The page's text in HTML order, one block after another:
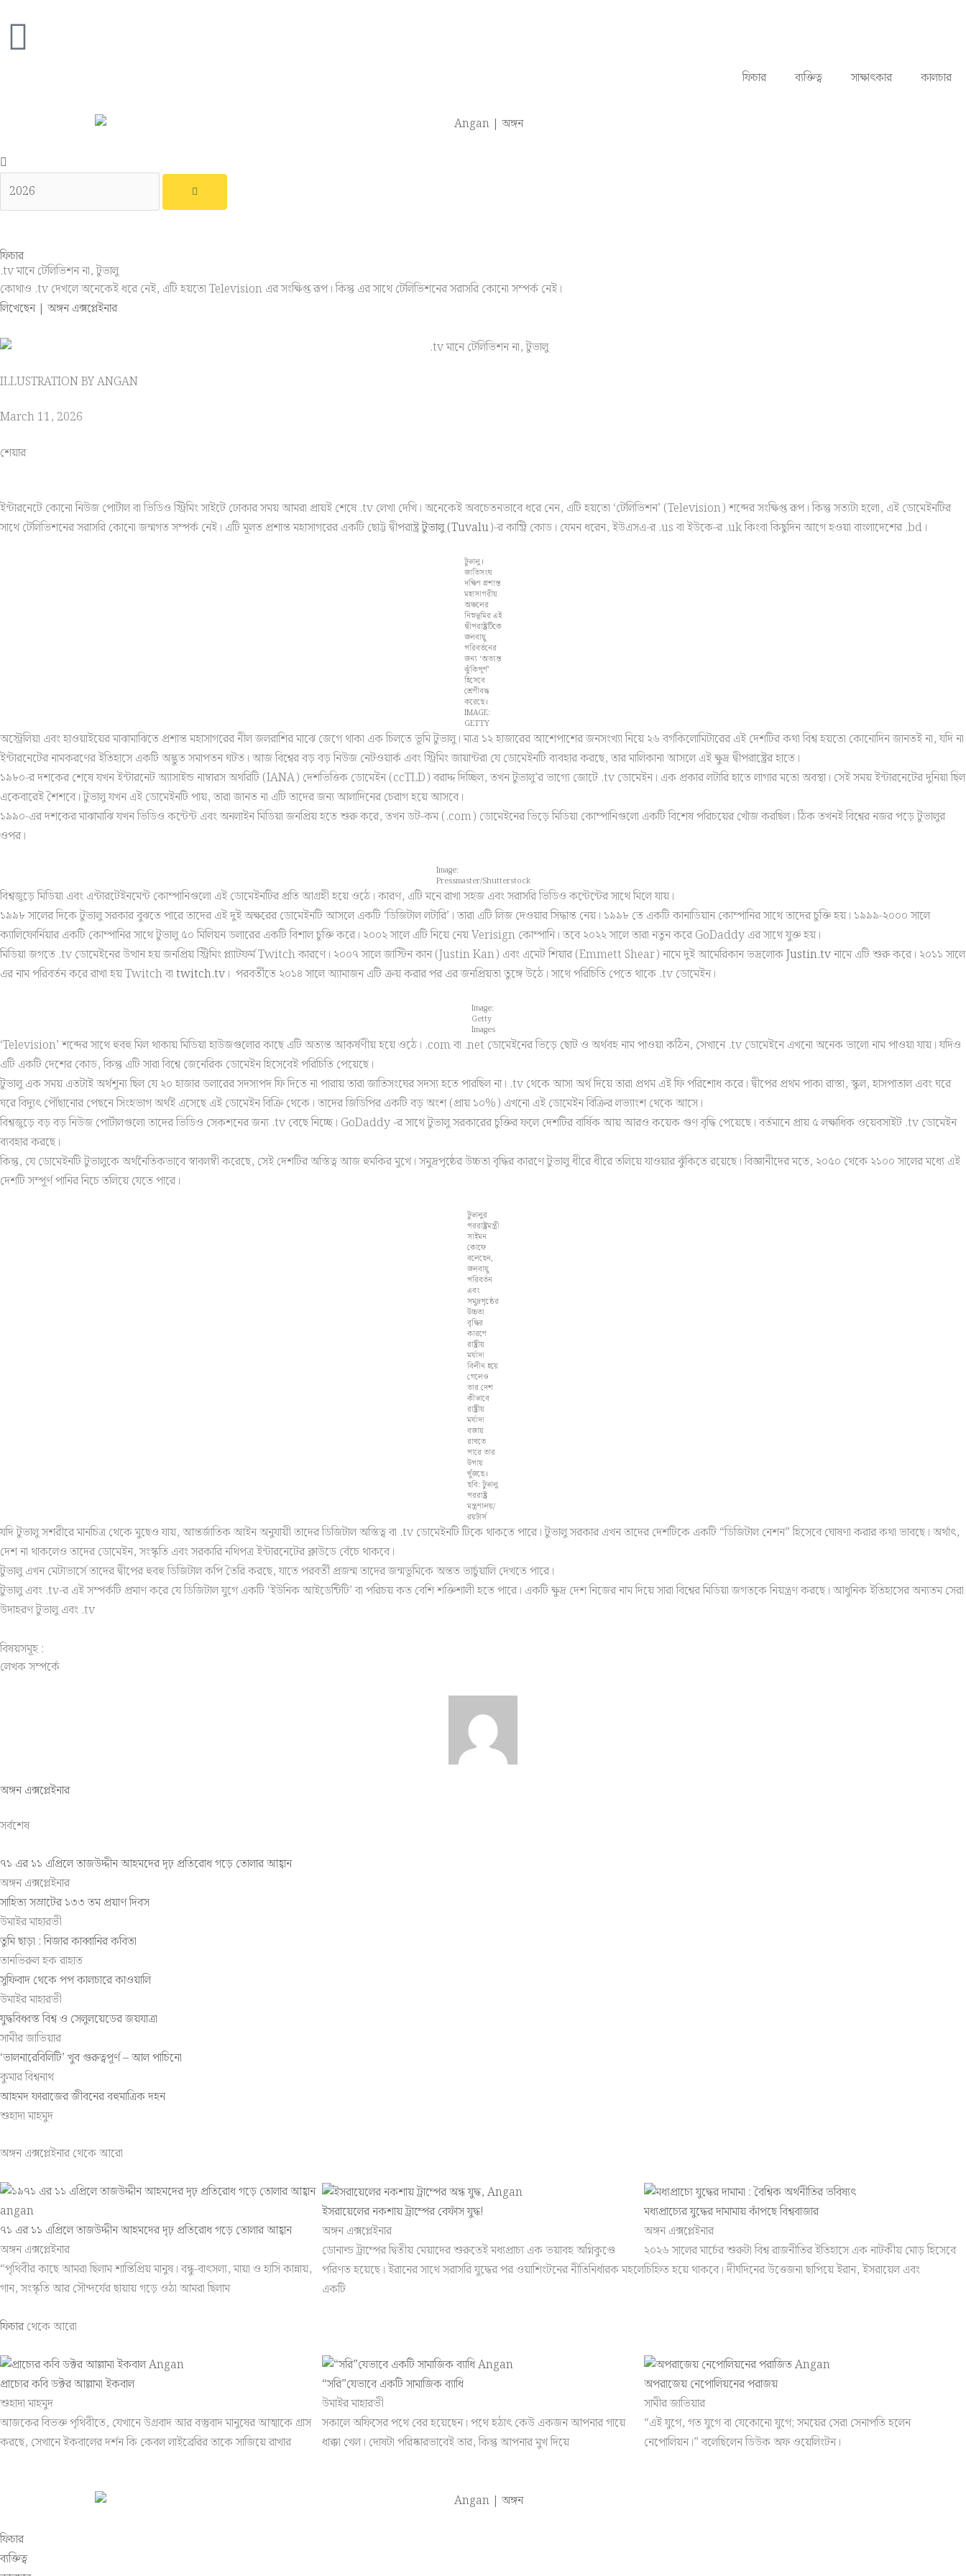
content
ফিচার
ব্যক্তিত্ব সাক্ষাৎকার কালচার
ফিচার
.tv মানে টেলিভিশন না, টুভালু
কোথাও .tv দেখলে অনেকেই ধরে নেই, এটি হয়তো Television এর সংক্ষিপ্ত রূপ। কিন্তু এর সাথে টেলিভিশনের সরাসরি কোনো সম্পর্ক নেই।
লিখেছেন | অঙ্গন এক্সপ্লেইনার
ILLUSTRATION BY ANGAN
March 11, 2026
শেয়ার
ইন্টারনেটে কোনো নিউজ পোর্টাল বা ভিডিও স্ট্রিমিং সাইটে ঢোকার সময় আমরা প্রায়ই শেষে .tv লেখা দেখি। অনেকেই অবচেতনভাবে ধরে নেন, এটি হয়তো ‘টেলিভিশন’ (Television) শব্দের সংক্ষিপ্ত রূপ। কিন্তু সত্যটা হলো, এই ডোমেইনটির
সাথে টেলিভিশনের সরাসরি কোনো জন্মগত সম্পর্ক নেই। এটি মূলত প্রশান্ত মহাসাগরের একটি ছোট্ট দ্বীপরাষ্ট্রটুভালু (Tuvalu)-র কান্ট্রি কোড। যেমন ধরেন, ইউএসএ-র .us বা ইউকে-র .uk কিংবা কিছুদিন আগে হওয়া বাংলাদেশের .bd।
টুভালু।
জাতিসংঘ
দক্ষিণ প্রশান্ত
মহাসাগরীয়
অঞ্চলের
নিম্নভূমির এই
দ্বীপরাষ্ট্রটিকে
জলবায়ু
পরিবর্তনের
জন্য ‘অত্যন্ত
ঝুঁকিপূর্ণ’
হিসেবে
শ্রেণীবদ্ধ
করেছে।
IMAGE:
GETTY
অস্ট্রেলিয়া এবং হাওয়াইয়ের মাঝামাঝিতে প্রশান্ত মহাসাগরের নীল জলরাশির মাঝে জেগে থাকা এক চিলতে ভূমি টুভালু। মাত্র ১২ হাজারের আশেপাশের জনসংখ্যা নিয়ে ২৬ বর্গকিলোমিটারের এই দেশটির কথা বিশ্ব হয়তো কোনোদিন জানতই না, যদি না
ইন্টারনেটের নামকরণের ইতিহাসে একটি অদ্ভুত সমাপতন ঘটত। আজ বিশ্বের বড় বড় নিউজ নেটওয়ার্ক এবং স্ট্রিমিং জায়ান্টরা যে ডোমেইনটি ব্যবহার করছে, তার মালিকানা আসলে এই ক্ষুদ্র দ্বীপরাষ্ট্রের হাতে।
১৯৮০-র দশকের শেষে যখন ইন্টারনেট অ্যাসাইন্ড নাম্বারস অথরিটি (IANA) দেশভিত্তিক ডোমেইন (ccTLD) বরাদ্দ দিচ্ছিল, তখন টুভালু’র ভাগ্যে জোটে .tv ডোমেইন। এক প্রকার লটারি হাতে লাগার মতো অবস্থা। সেই সময় ইন্টারনেটের দুনিয়া ছিল
একেবারেই শৈশবে। টুভালু যখন এই ডোমেইনটি পায়, তারা জানত না এটি তাদের জন্য আলাদিনের চেরাগ হয়ে আসবে।
১৯৯০-এর দশকের মাঝামাঝি যখন ভিডিও কন্টেন্ট এবং অনলাইন মিডিয়া জনপ্রিয় হতে শুরু করে, তখন ডট-কম (.com) ডোমেইনের ভিড়ে মিডিয়া কোম্পানিগুলো একটি বিশেষ পরিচয়ের খোঁজ করছিল। ঠিক তখনই বিশ্বের নজর পড়ে টুভালুর
ওপর।
Image:
Pressmaster/Shutterstock
বিশ্বজুড়ে মিডিয়া এবং এন্টারটেইনমেন্ট কোম্পানিগুলো এই ডোমেইনটির প্রতি আগ্রহী হয়ে ওঠে। কারণ, এটি মনে রাখা সহজ এবং সরাসরি ভিডিও কন্টেন্টের সাথে মিলে যায়।
১৯৯৮ সালের দিকে টুভালু সরকার বুঝতে পারে তাদের এই দুই অক্ষরের ডোমেইনটি আসলে একটি ‘ডিজিটাল লটারি’। তারা এটি লিজ দেওয়ার সিদ্ধান্ত নেয়। ১৯৯৮ তে একটি কানাডিয়ান কোম্পানির সাথে তাদের ‍চুক্তি হয়। ১৯৯৯-২০০০ সালে
ক্যালিফোর্নিয়ার একটি কোম্পানির সাথে টুভালু ৫০ মিলিয়ন ডলারের একটি বিশাল চুক্তি করে। ২০০২ সালে এটি নিয়ে নেয় Verisign কোম্পানি। তবে ২০২২ সালে তারা নতুন করে GoDaddy এর সাথে যুক্ত হয়।
মিডিয়া জগতে .tv ডোমেইনের উত্থান হয় জনপ্রিয় স্ট্রিমিং প্ল্যাটফর্ম Twitch কারণে। ২০০৭ সালে জাস্টিন কান (Justin Kan) এবং এমেট শিয়ার (Emmett Shear) নামে দুই আমেরিকান ভদ্রলোকJustin.tvনামে এটি শুরু করে। ২০১১ সালে
এর নাম পরিবর্তন করে রাখা হয় Twitch বা twitch.tv । পরবর্তীতে ২০১৪ সালে অ্যামাজন এটি ক্রয় করার পর এর জনপ্রিয়তা তুঙ্গে উঠে। সাথে পরিচিতি পেতে থাকে .tv ডোমেইন।
Image:
Getty
Images
‘Television’ শব্দের সাথে হুবহু মিল থাকায় মিডিয়া হাউজগুলোর কাছে এটি অত্যন্ত আকর্ষণীয় হয়ে ওঠে। .com বা .net ডোমেইনের ভিড়ে ছোট ও অর্থবহ নাম পাওয়া কঠিন, সেখানে .tv ডোমেইনে এখনো অনেক ভালো নাম পাওয়া যায়। যদিও
এটি একটি দেশের কোড, কিন্তু এটি সারা বিশ্বে জেনেরিক ডোমেইন হিসেবেই পরিচিতি পেয়েছে।
টুভালু এক সময় এতটাই অর্থশূন্য ছিল যে ২০ হাজার ডলারের সদস্যপদ ফি দিতে না পারায় তারা জাতিসংঘের সদস্য হতে পারছিল না। .tv থেকে আসা অর্থ দিয়ে তারা প্রথম এই ফি পরিশোধ করে। দ্বীপের প্রথম পাকা রাস্তা, স্কুল, হাসপাতাল এবং ঘরে
ঘরে বিদ্যুৎ পৌঁছানোর পেছনে সিংহভাগ অর্থই এসেছে এই ডোমেইন বিক্রি থেকে। তাদের জিডিপির একটি বড় অংশ (প্রায় ১০%) এখনো এই ডোমেইন বিক্রির লভ্যাংশ থেকে আসে।
বিশ্বজুড়ে বড় বড় নিউজ পোর্টালগুলো তাদের ভিডিও সেকশনের জন্য .tv বেছে নিচ্ছে। GoDaddy -র সাথে টুভালু সরকারের চুক্তির ফলে দেশটির বার্ষিক আয় আরও কয়েক গুণ বৃদ্ধি পেয়েছে। বর্তমানে প্রায় ৫ লক্ষাধিক ওয়েবসাইট .tv ডোমেইন
ব্যবহার করছে।
কিন্তু, যে ডোমেইনটি টুভালুকে অর্থনৈতিকভাবে স্বাবলম্বী করেছে, সেই দেশটির অস্তিত্ব আজ হুমকির মুখে। সমুদ্রপৃষ্ঠের উচ্চতা বৃদ্ধির কারণে টুভালু ধীরে ধীরে তলিয়ে যাওয়ার ঝুঁকিতে রয়েছে। বিজ্ঞানীদের মতে, ২০৫০ থেকে ২১০০ সালের মধ্যে এই
দেশটি সম্পূর্ণ পানির নিচে তলিয়ে যেতে পারে।
টুভালুর
পররাষ্ট্রমন্ত্রী
সাইমন
কোফে
বলেছেন,
জলবায়ু
পরিবর্তন
এবং
সমুদ্রপৃষ্ঠের
উচ্চতা
বৃদ্ধির
কারণে
রাষ্ট্রীয়
মর্যাদা
বিলীন হয়ে
গেলেও
তার দেশ
কীভাবে
রাষ্ট্রীয়
মর্যাদা
বজায়
রাখতে
পারে তার
উপায়
খুঁজছে।
ছবি: টুভালু
পররাষ্ট্র
মন্ত্রণালয়/
রয়টার্স
যদি টুভালু সশরীরে মানচিত্র থেকে মুছেও যায়, আন্তর্জাতিক আইন অনুযায়ী তাদের ডিজিটাল অস্তিত্ব বা .tv ডোমেইনটি টিকে থাকতে পারে। টুভালু সরকার এখন তাদের দেশটিকে একটি “ডিজিটাল নেশন” হিসেবে ঘোষণা করার কথা ভাবছে। অর্থাৎ,
দেশ না থাকলেও তাদের ডোমেইন, সংস্কৃতি এবং সরকারি নথিপত্র ইন্টারনেটের ক্লাউডে বেঁচে থাকবে।
টুভালু এখন মেটাভার্সে তাদের দ্বীপের হুবহু ডিজিটাল কপি তৈরি করছে, যাতে পরবর্তী প্রজন্ম তাদের জন্মভূমিকে অন্তত ভার্চুয়ালি দেখতে পারে।
টুভালু এবং .tv-র এই সম্পর্কটি প্রমাণ করে যে ডিজিটাল যুগে একটি ‘ইউনিক আইডেন্টিটি’ বা পরিচয় কত বেশি শক্তিশালী হতে পারে। একটি ক্ষুদ্র দেশ নিজের নাম দিয়ে সারা বিশ্বের মিডিয়া জগতকে নিয়ন্ত্রণ করছে। আধুনিক ইতিহাসের অন্যতম সেরা
উদাহরণ টুভালু এবং .tv
বিষয়সমূহ :
লেখক সম্পর্কে
অঙ্গন এক্সপ্লেইনার
সর্বশেষ
৭১ এর ১১ এপ্রিলে তাজউদ্দীন আহমদের দৃঢ় প্রতিরোধ গড়ে তোলার আহ্বান
অঙ্গন এক্সপ্লেইনার
সাহিত্য সম্রাটের ১৩৩ তম প্রয়াণ দিবস
উমাইর মাহারভী
তুমি ছাড়া : নিজার কাব্বানির কবিতা
তানভিরুল হক রাহাত
সুফিবাদ থেকে পপ কালচারে কাওয়ালি
উমাইর মাহারভী
যুদ্ধবিধ্বস্ত বিশ্ব ও সেলুলয়েডের জয়যাত্রা
সামীর জাভিয়ার
‘ভালনারেবিলিটি’ খুব গুরুত্বপূর্ণ – আল পাচিনো
কুমার বিশ্বনাথ
আহমদ ফারাজের জীবনের বহুমাত্রিক দহন
শুহাদা মাহমুদ
অঙ্গন এক্সপ্লেইনার থেকে আরো
৭১ এর ১১ এপ্রিলে তাজউদ্দীন আহমদের দৃঢ় প্রতিরোধ গড়ে তোলার আহ্বান
অঙ্গন এক্সপ্লেইনার
“পৃথিবীর কাছে আমরা ছিলাম শান্তিপ্রিয় মানুষ। বন্ধু-বাৎসল্য, মায়া ও হাসি কান্নায়,
গান, সংস্কৃতি আর সৌন্দর্যের ছায়ায় গড়ে ওঠা আমরা ছিলাম
ইসরায়েলের নকশায় ট্রাম্পের বেফাঁস যুদ্ধ!
অঙ্গন এক্সপ্লেইনার
ডোনাল্ড ট্রাম্পের দ্বিতীয় মেয়াদের শুরুতেই মধ্যপ্রাচ্য এক ভয়াবহ অগ্নিকুণ্ডে
পরিণত হয়েছে। ইরানের সাথে সরাসরি যুদ্ধের পর ওয়াশিংটনের নীতিনির্ধারক মহলে
একটি
মধ্যপ্রাচ্যের যুদ্ধের দামামায় কাঁপছে বিশ্ববাজার
অঙ্গন এক্সপ্লেইনার
২০২৬ সালের মার্চের শুরুটা বিশ্ব রাজনীতির ইতিহাসে এক নাটকীয় মোড় হিসেবে
চিহ্নিত হয়ে থাকবে। দীর্ঘদিনের উত্তেজনা ছাপিয়ে ইরান, ইসরায়েল এবং
ফিচারথেকে আরো
প্রাচ্যের কবি ডক্টর আল্লামা ইকবাল
শুহাদা মাহমুদ
আজকের বিভক্ত পৃথিবীতে, যেখানে উগ্রবাদ আর বস্তুবাদ মানুষের আত্মাকে গ্রাস
করছে, সেখানে ইকবালের দর্শন কি কেবল লাইব্রেরির তাকে সাজিয়ে রাখার
“সরি”যেভাবে একটি সামাজিক ব্যাধি
উমাইর মাহারভী
সকালে অফিসের পথে বের হয়েছেন। পথে হঠাৎ কেউ একজন আপনার গায়ে
ধাক্কা খেল। দোষটা পরিষ্কারভাবেই তার, কিন্তু আপনার মুখ দিয়ে
অপরাজেয় নেপোলিয়নের পরাজয়
সামীর জাভিয়ার
“এই যুগে, গত যুগে বা যেকোনো যুগে; সময়ের সেরা সেনাপতি হলেন
নেপোলিয়ন।” বলেছিলেন ডিউক অফ ওয়েলিংটন।
ফিচার
ব্যক্তিত্ব